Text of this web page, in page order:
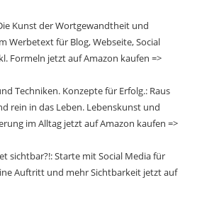
Kunst der Wortgewandtheit und
Werbetext für Blog, Webseite, Social
Formeln jetzt auf Amazon kaufen =>
Techniken. Konzepte für Erfolg.: Raus
rein in das Leben. Lebenskunst und
im Alltag jetzt auf Amazon kaufen =>
sichtbar?!: Starte mit Social Media für
Auftritt und mehr Sichtbarkeit jetzt auf